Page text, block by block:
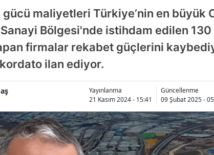
Aydın
Balıkesir
Bingöl
Bitlis
Bolu
Burdur
maliyetleri Türkiye’nin en büyük
Bölgesi'nde istihdam edilen
firmalar rekabet güçlerini
ilan ediyor.
Yayınlanma
21 Kasım 2024 - 15:41
Güncellenme
09 Şubat 2025 -